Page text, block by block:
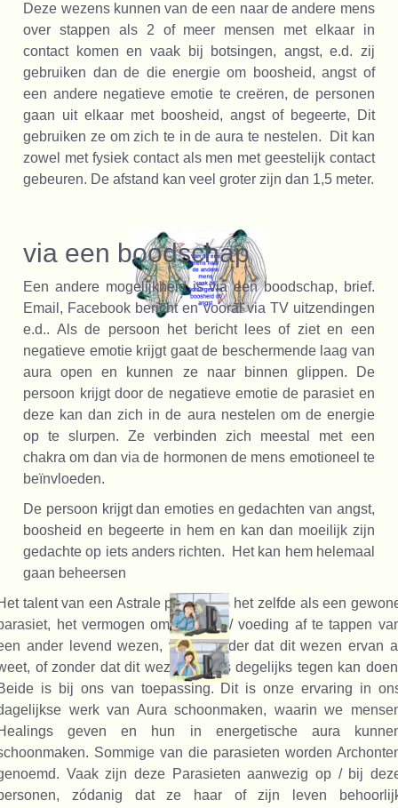
Deze wezens kunnen van de een naar de andere mens
over stappen als 2 of meer mensen met elkaar in
contact komen en vaak bij botsingen, angst, e.d. zij
gebruiken dan de die energie om boosheid, angst of
een andere negatieve emotie te creëren, de personen
gaan uit elkaar met boosheid, angst of begeerte, Dit
gebruiken ze om zich te in de aura te nestelen. Dit kan
zowel met fysiek contact als men met geestelijk contact
gebeuren. De afstand kan veel groter zijn dan 1,5 meter.
via een boodschap
Een andere mogelijkheid is via een boodschap, brief.
Email, Facebook bericht en vooral via TV uitzendingen
e.d.. Als de persoon het bericht lees of ziet en een
negatieve emotie krijgt gaat de beschermende laag van
aura open en kunnen ze naar binnen glippen. De
persoon krijgt door de negatieve emotie de parasiet en
deze kan dan zich in de aura nestelen om de energie
op te slurpen. Ze verbinden zich meestal met een
chakra om dan via de hormonen de mens emotioneel te
beïnvloeden.
De persoon krijgt dan emoties en gedachten van angst,
boosheid en begeerte in hem en kan dan moeilijk zijn
gedachte op iets anders richten. Het kan hem helemaal
gaan beheersen
talent van een Astrale parasiet is het zelfde als een
het vermogen om energie / voeding af te tappen
ander levend wezen, vaak zónder dat dit wezen ervan
of zonder dat dit wezen er iets degelijks tegen kan
is bij ons van toepassing. Dit is onze ervaring in
werk van Aura schoonmaken, waarin we
geven en hun in energetische aura
Sommige van die parasieten worden
Vaak zijn deze Parasieten aanwezig op / bij
zódanig dat ze haar of zijn leven